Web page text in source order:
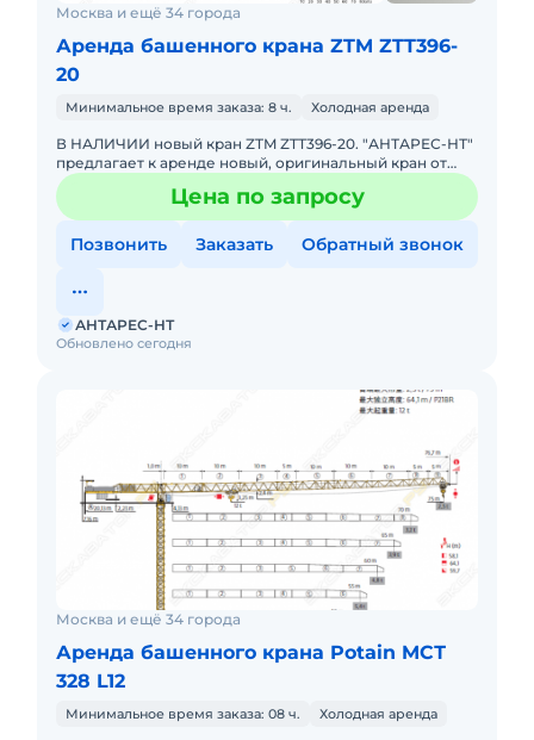
Москва и ещё 34 города
Аренда башенного крана ZTM ZTT396-
20
Минимальное время заказа: 8 ч. Холодная аренда
В НАЛИЧИИ новый кран ZTM ZTT396-20. "АНТАРЕС-НТ"
предлагает к аренде новый, оригинальный кран от
ведущего китайского краностроительного завода ZTM
- модель ZTT3
Цена по запросу
Позвонить Заказать Обратный звонок
Обновлено сегодня
АНТАРЕС-НТ
Москва и ещё 34 города
Аренда башенного крана Potain MCТ
328 L12
Минимальное время заказа: 08 ч. Холодная аренда